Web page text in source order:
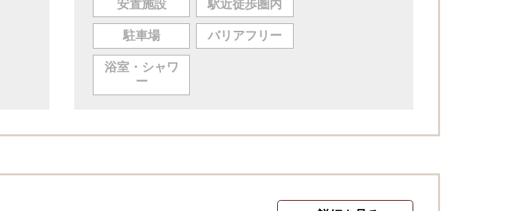
安置施設 駅近徒歩圏内
駐車場 バリアフリー
浴室・シャワ
ー